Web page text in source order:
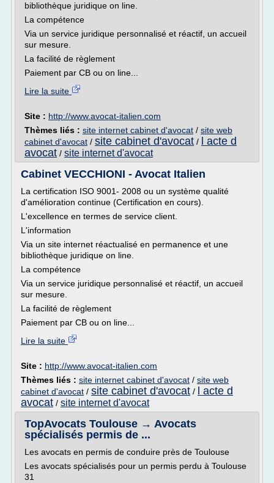
bibliothèque juridique on line.
La compétence
Via un service juridique personnalisé et réactif, un accueil
sur mesure.
La facilité de règlement
Paiement par CB ou on line...
Lire la suite
Site : http://www.avocat-italien.com
Thèmes liés : site internet cabinet d'avocat / site web
cabinet d'avocat / site cabinet d'avocat /
l acte d
avocat / site internet d'avocat
Cabinet VECCHIONI - Avocat Italien
La certification ISO 9001- 2008 ou un système qualité
d'amélioration continue (Certification en cours).
L'excellence en termes de service client.
L'information
Via un site internet réactualisé en permanence et une
bibliothèque juridique on line.
La compétence
Via un service juridique personnalisé et réactif, un accueil
sur mesure.
La facilité de règlement
Paiement par CB ou on line...
Lire la suite
Site : http://www.avocat-italien.com
Thèmes liés : site internet cabinet d'avocat / site web
cabinet d'avocat / site cabinet d'avocat /
l acte d
avocat / site internet d'avocat
TopAvocats Toulouse → Avocats
spécialisés permis de ...
Les avocats en permis de conduire près de Toulouse
Les avocats spécialisés pour un permis perdu à Toulouse
31